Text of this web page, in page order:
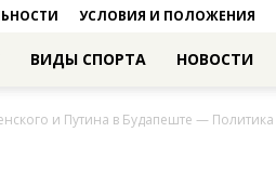
УСЛОВИЯ И ПОЛОЖЕНИЯ
ВИДЫ СПОРТА НОВОСТИ
и Путина в Будапеште — Политика